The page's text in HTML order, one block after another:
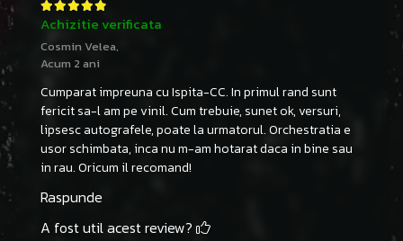
Achizitie verificata
Cosmin Velea,
Acum 2 ani
Cumparat impreuna cu Ispita-CC. In primul rand sunt
fericit sa-l am pe vinil. Cum trebuie, sunet ok, versuri,
lipsesc autografele, poate la urmatorul. Orchestratia e
usor schimbata, inca nu m-am hotarat daca in bine sau
in rau. Oricum il recomand!
Raspunde
A fost util acest review?